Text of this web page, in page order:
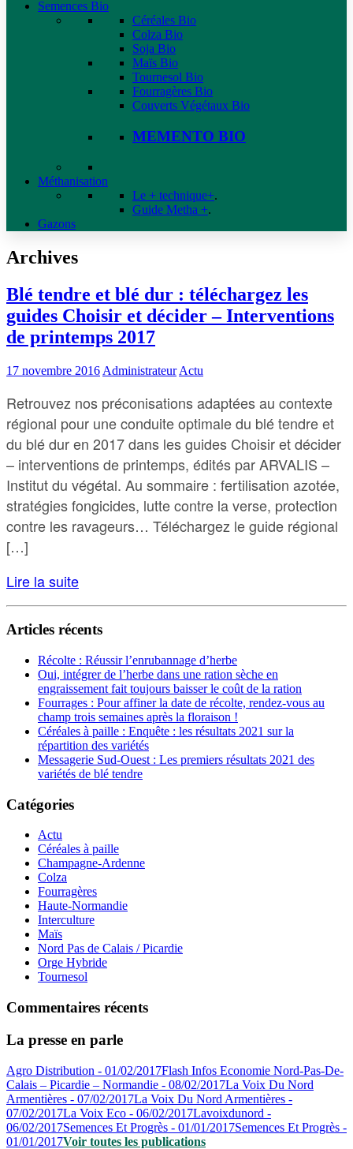
Semences Bio
Céréales Bio
Colza Bio
Soja Bio
Maïs Bio
Tournesol Bio
Fourragères Bio
Couverts Végétaux Bio
MEMENTO BIO
Méthanisation
Le + technique+.
Guide Metha +.
Gazons
Archives
Blé tendre et blé dur : téléchargez les
guides Choisir et décider – Interventions
de printemps 2017
17 novembre 2016 Administrateur Actu
Retrouvez nos préconisations adaptées au contexte
régional pour une conduite optimale du blé tendre et
du blé dur en 2017 dans les guides Choisir et décider
– interventions de printemps, édités par ARVALIS –
Institut du végétal. Au sommaire : fertilisation azotée,
stratégies fongicides, lutte contre la verse, protection
contre les ravageurs… Téléchargez le guide régional
[…]
Lire la suite
Articles récents
Récolte : Réussir l’enrubannage d’herbe
Oui, intégrer de l’herbe dans une ration sèche en
engraissement fait toujours baisser le coût de la ration
Fourrages : Pour affiner la date de récolte, rendez-vous au
champ trois semaines après la floraison !
Céréales à paille : Enquête : les résultats 2021 sur la
répartition des variétés
Messagerie Sud-Ouest : Les premiers résultats 2021 des
variétés de blé tendre
Catégories
Actu
Céréales à paille
Champagne-Ardenne
Colza
Fourragères
Haute-Normandie
Interculture
Maïs
Nord Pas de Calais / Picardie
Orge Hybride
Tournesol
Commentaires récents
La presse en parle
Agro Distribution - 01/02/2017Flash Infos Economie Nord-Pas-De-
Calais – Picardie – Normandie - 08/02/2017La Voix Du Nord
Armentières - 07/02/2017La Voix Du Nord Armentières -
07/02/2017La Voix Eco - 06/02/2017Lavoixdunord -
06/02/2017Semences Et Progrès - 01/01/2017Semences Et Progrès -
01/01/2017Voir toutes les publications